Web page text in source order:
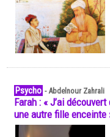
Psycho -Abdelnour Zahrali
Farah : « J’ai
une autre fille enceinte